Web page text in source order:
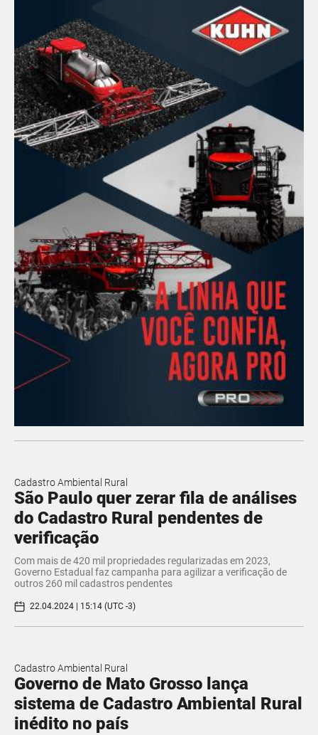
Cadastro Ambiental Rural
São Paulo quer zerar fila de análises
do Cadastro Rural pendentes de
verificação
Com mais de 420 mil propriedades regularizadas em 2023,
Governo Estadual faz campanha para agilizar a verificação de
outros 260 mil cadastros pendentes
22.04.2024 | 15:14 (UTC -3)
Cadastro Ambiental Rural
Governo de Mato Grosso lança
sistema de Cadastro Ambiental Rural
inédito no país